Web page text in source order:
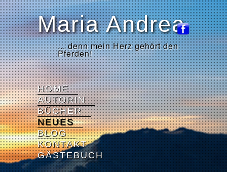
Maria Andrea
... denn mein Herz gehört den
Pferden!
HOME
AUTORIN
BÜCHER
NEUES
BLOG
KONTAKT
GÄSTEBUCH